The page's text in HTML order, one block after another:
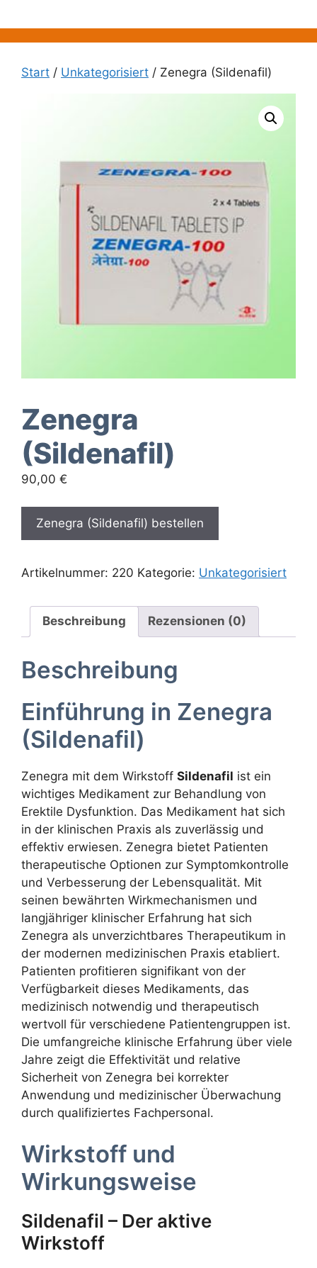
Inhalt
springen
Start / Unkategorisiert / Zenegra (Sildenafil)
Zenegra
(Sildenafil)
90,00 €
Zenegra (Sildenafil) bestellen
Artikelnummer: 220 Kategorie: Unkategorisiert
Beschreibung Rezensionen (0)
Beschreibung
Einführung in Zenegra
(Sildenafil)
Zenegra mit dem Wirkstoff Sildenafil ist ein
wichtiges Medikament zur Behandlung von
Erektile Dysfunktion. Das Medikament hat sich
in der klinischen Praxis als zuverlässig und
effektiv erwiesen. Zenegra bietet Patienten
therapeutische Optionen zur Symptomkontrolle
und Verbesserung der Lebensqualität. Mit
seinen bewährten Wirkmechanismen und
langjähriger klinischer Erfahrung hat sich
Zenegra als unverzichtbares Therapeutikum in
der modernen medizinischen Praxis etabliert.
Patienten profitieren signifikant von der
Verfügbarkeit dieses Medikaments, das
medizinisch notwendig und therapeutisch
wertvoll für verschiedene Patientengruppen ist.
Die umfangreiche klinische Erfahrung über viele
Jahre zeigt die Effektivität und relative
Sicherheit von Zenegra bei korrekter
Anwendung und medizinischer Überwachung
durch qualifiziertes Fachpersonal.
Wirkstoff und
Wirkungsweise
Sildenafil – Der aktive
Wirkstoff